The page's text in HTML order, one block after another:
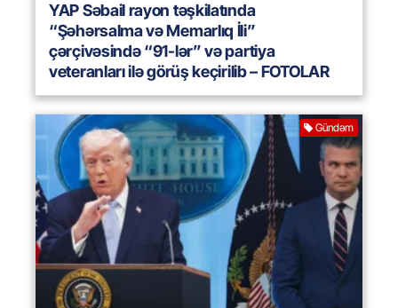
YAP Səbail rayon təşkilatında
“Şəhərsalma və Memarlıq İli”
çərçivəsində “91-lər” və partiya
veteranları ilə görüş keçirilib – FOTOLAR
Gündəm